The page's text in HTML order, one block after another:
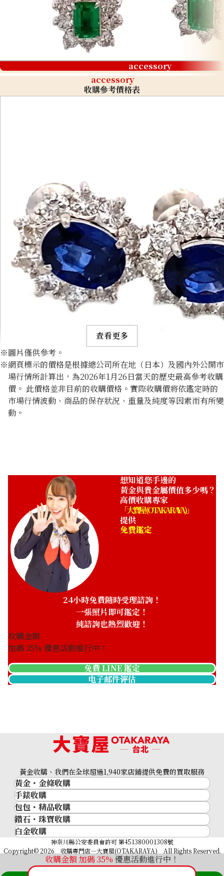
accessory
accessory
收購參考價格表
Platinum (Pt900) earrings
收購參考價格
Platinum (Pt900) earrings
ASK
查看更多
※圖片僅供參考。
※網頁標示的價格是根據總公司所在地（日本）及國內外公開市
場行情所計算出，為2026年1月26日當天的歷史最高參考收購
價。 此價格並非目前的收購價格。實際收購價將依鑑定時的
市場行情波動、商品的保存狀況、重量及純度等因素而有所變
動。
想知道您手邊的
黃金與貴金屬價值多少嗎？
高價收購專家
「大寶屋 (OTAKARAYA)」
提供
免費鑑定
24小時免費隨時受理諮詢！
一張照片即可鑑定！
純諮詢也熱烈歡迎！
收購金額
加碼35% 優惠活動進行中！
免費 LINE 鑑定
电子邮件评估
收購金額 加碼35% 優惠活動進行中！
黃金收購、我們在全球超過1,940家店鋪提供免費的買取服務
黃金・金條收購
黃金與貴金屬
金的錠
金幣
黃金過去10年
黃金飾品
黃金戒指
黃金項鍊
手錶收購
名牌手錶
Rolex
Patek Philippe
Audemars Piguet
Vacheron Constantin
A. Lange & Söhne
包包・精品收購
品牌精品
Cartier
LOUIS VUITTON
Hermès
CELINE
鑽石・珠寶收購
鑽石･珠寶
祖母綠（翠玉）
紅寶石（紅玉）
白金收購
神奈川縣公安委員會許可 第451380001308號
Copyright© 2026 收購專門店—大寶屋(OTAKARAYA) All Rights Reserved.